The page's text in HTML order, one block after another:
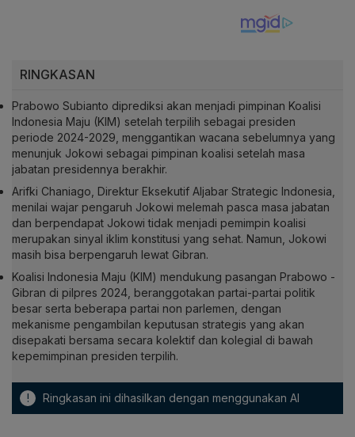
RINGKASAN
Prabowo Subianto diprediksi akan menjadi pimpinan Koalisi
Indonesia Maju (KIM) setelah terpilih sebagai presiden
periode 2024-2029, menggantikan wacana sebelumnya yang
menunjuk Jokowi sebagai pimpinan koalisi setelah masa
jabatan presidennya berakhir.
Arifki Chaniago, Direktur Eksekutif Aljabar Strategic Indonesia,
menilai wajar pengaruh Jokowi melemah pasca masa jabatan
dan berpendapat Jokowi tidak menjadi pemimpin koalisi
merupakan sinyal iklim konstitusi yang sehat. Namun, Jokowi
masih bisa berpengaruh lewat Gibran.
Koalisi Indonesia Maju (KIM) mendukung pasangan Prabowo -
Gibran di pilpres 2024, beranggotakan partai-partai politik
besar serta beberapa partai non parlemen, dengan
mekanisme pengambilan keputusan strategis yang akan
disepakati bersama secara kolektif dan kolegial di bawah
kepemimpinan presiden terpilih.
! Ringkasan ini dihasilkan dengan menggunakan AI